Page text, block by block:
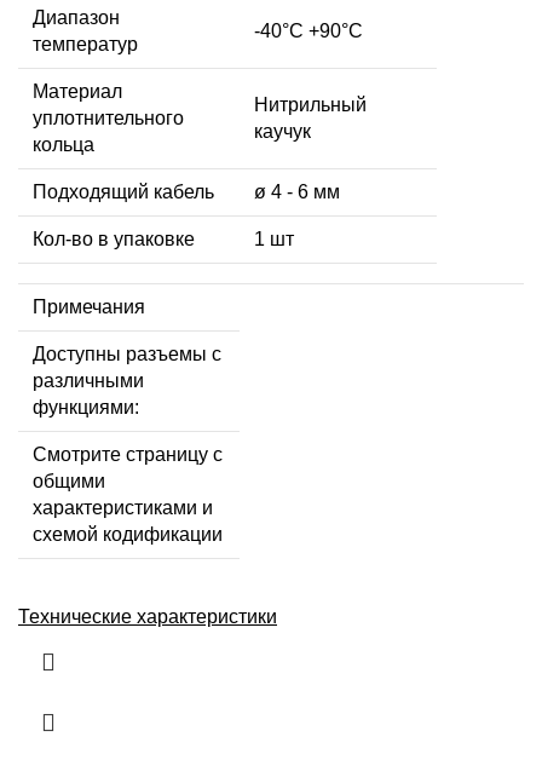
Диапазон
температур
-40°C +90°C
Материал
уплотнительного
кольца
Нитрильный
каучук
Подходящий кабель ø 4 - 6 мм
Кол-во в упаковке 1 шт
Примечания
Доступны разъемы с
различными
функциями:
Смотрите страницу с
общими
характеристиками и
схемой кодификации
Технические характеристики